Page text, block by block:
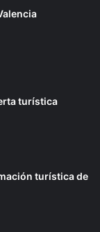
turística
turística de